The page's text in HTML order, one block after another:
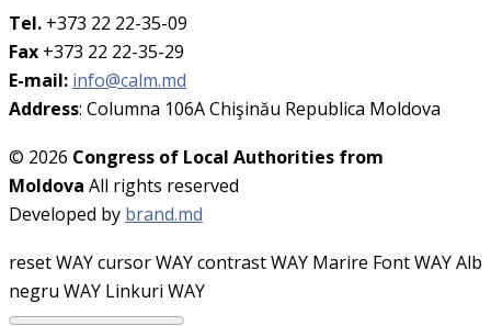
Tel. +373 22 22-35-09
Fax +373 22 22-35-29
E-mail: info@calm.md
Address: Columna 106A Chişinău Republica Moldova
© 2026 Congress of Local Authorities from
Moldova All rights reserved
Developed by brand.md
reset WAYcursor WAYcontrast WAY Marire Font WAYAlb
negru WAY Linkuri WAY